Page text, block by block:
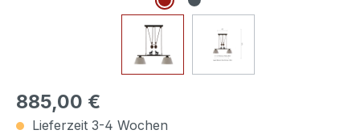
885,00 €
Lieferzeit 3-4 Wochen